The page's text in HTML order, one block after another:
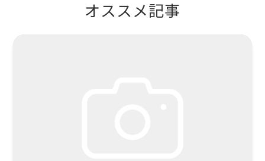
オススメ記事